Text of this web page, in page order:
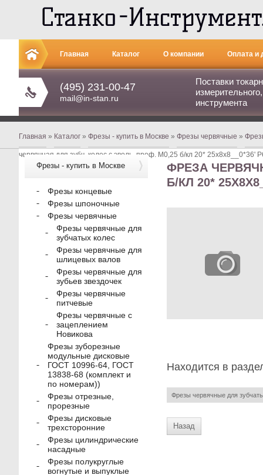
(495) 231-00-47
mail@in-stan.ru
Поставки
инструмента
Главная Каталог О компании Оплата и
Контакты
Главная » Каталог » Фрезы - купить в Москве » Фрезы червячные »
червячная для зубч. колес с эволь. проф. М0,25 б/кл 20* 25х8х8__0*36'
ФРЕЗА
Б/КЛ 20*
Находится в
Фрезы червячные для
Назад
Фрезы - купить в Москве
Фрезы концевые
Фрезы шпоночные
Фрезы червячные
Фрезы червячные для
зубчатых колес
Фрезы червячные для
шлицевых валов
Фрезы червячные для
зубьев звездочек
Фрезы червячные
питчевые
Фрезы червячные с
зацеплением
Новикова
Фрезы зуборезные
модульные дисковые
ГОСТ 10996-64, ГОСТ
13838-68 (комплект и
по номерам))
Фрезы отрезные,
прорезные
Фрезы дисковые
трехсторонние
Фрезы цилиндрические
насадные
Фрезы полукруглые
вогнутые и выпуклые